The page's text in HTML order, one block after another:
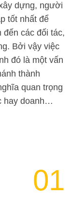
dựng, người
tốt nhất để
đến các đối tác,
Bởi vậy việc
đó là một vấn
thành
quan trọng
hay doanh…
01